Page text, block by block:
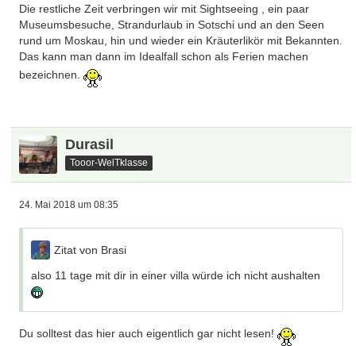
Die restliche Zeit verbringen wir mit Sightseeing , ein paar
Museumsbesuche, Strandurlaub in Sotschi und an den Seen
rund um Moskau, hin und wieder ein Kräuterlikör mit Bekannten.
Das kann man dann im Idealfall schon als Ferien machen
bezeichnen.
Durasil
Tooor-WelTklasse
24. Mai 2018 um 08:35
Zitat von Brasi
also 11 tage mit dir in einer villa würde ich nicht aushalten
Du solltest das hier auch eigentlich gar nicht lesen!